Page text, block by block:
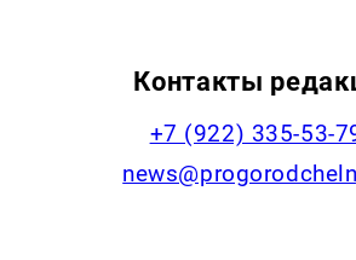
Контакты
+7 (922) 335-53-